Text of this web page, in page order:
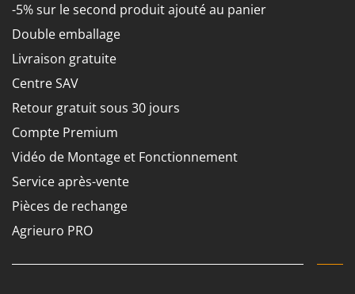
N
New O.M.R.A.
Ninja
Novatec
Novital
NuAir
NuovaFac
O
Officine Savioli
Oliviero
-5% sur le second produit ajouté au panier
Double emballage
Livraison gratuite
Centre SAV
Retour gratuit sous 30 jours
Compte Premium
Vidéo de Montage et Fonctionnement
Service après-vente
Pièces de rechange
Agrieuro PRO